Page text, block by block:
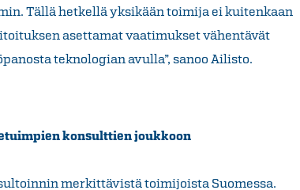
Tällä hetkellä yksikään toimija ei kuitenkaan
asettamat vaatimukset vähentävät
teknologian avulla”, sanoo Ailisto.
konsulttien joukkoon
merkittävistä toimijoista Suomessa.